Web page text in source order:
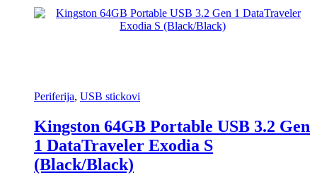
Periferija, USB stickovi
Kingston 64GB Portable USB 3.2 Gen
1 DataTraveler Exodia S
(Black/Black)